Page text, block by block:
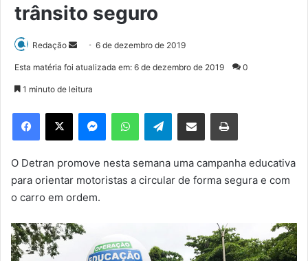
trânsito seguro
Redação
d
e
m
e
-
m
i
6 de dezembro de 2019
Esta matéria foi atualizada em: 6 de dezembro de 2019 0
1 minuto de leitura
Telegram
O Detran promove nesta semana uma campanha educativa
para orientar motoristas a circular de forma segura e com
o carro em ordem.